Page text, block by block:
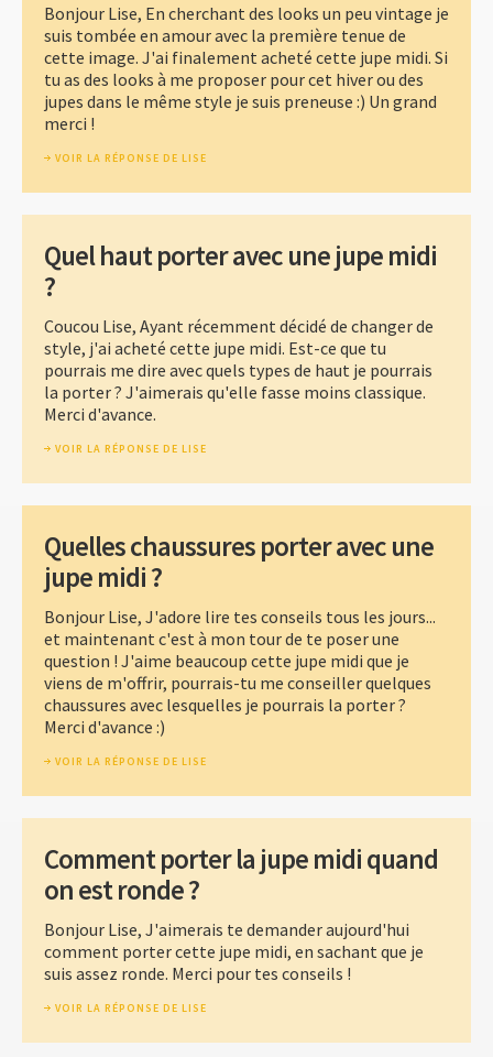
Bonjour Lise, En cherchant des looks un peu vintage je
suis tombée en amour avec la première tenue de
cette image. J'ai finalement acheté cette jupe midi. Si
tu as des looks à me proposer pour cet hiver ou des
jupes dans le même style je suis preneuse :) Un grand
merci !
VOIR LA RÉPONSE DE LISE
Quel haut porter avec une jupe midi
?
Coucou Lise, Ayant récemment décidé de changer de
style, j'ai acheté cette jupe midi. Est-ce que tu
pourrais me dire avec quels types de haut je pourrais
la porter ? J'aimerais qu'elle fasse moins classique.
Merci d'avance.
VOIR LA RÉPONSE DE LISE
Quelles chaussures porter avec une
jupe midi ?
Bonjour Lise, J'adore lire tes conseils tous les jours...
et maintenant c'est à mon tour de te poser une
question ! J'aime beaucoup cette jupe midi que je
viens de m'offrir, pourrais-tu me conseiller quelques
chaussures avec lesquelles je pourrais la porter ?
Merci d'avance :)
VOIR LA RÉPONSE DE LISE
Comment porter la jupe midi quand
on est ronde ?
Bonjour Lise, J'aimerais te demander aujourd'hui
comment porter cette jupe midi, en sachant que je
suis assez ronde. Merci pour tes conseils !
VOIR LA RÉPONSE DE LISE